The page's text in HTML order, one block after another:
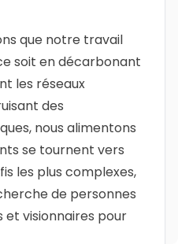
que notre travail
soit en décarbonant
les réseaux
des
nous alimentons
se tournent vers
les plus complexes,
de personnes
visionnaires pour